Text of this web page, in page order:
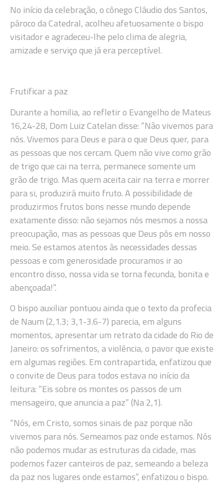
No início da celebração, o cônego Cláudio dos Santos,
pároco da Catedral, acolheu afetuosamente o bispo
visitador e agradeceu-lhe pelo clima de alegria,
amizade e serviço que já era perceptível.
Frutificar a paz
Durante a homilia, ao refletir o Evangelho de Mateus
16,24-28, Dom Luiz Catelan disse: “Não vivemos para
nós. Vivemos para Deus e para o que Deus quer, para
as pessoas que nos cercam. Quem não vive como grão
de trigo que cai na terra, permanece somente um
grão de trigo. Mas quem aceita cair na terra e morrer
para si, produzirá muito fruto. A possibilidade de
produzirmos frutos bons nesse mundo depende
exatamente disso: não sejamos nós mesmos a nossa
preocupação, mas as pessoas que Deus pôs em nosso
meio. Se estamos atentos às necessidades dessas
pessoas e com generosidade procuramos ir ao
encontro disso, nossa vida se torna fecunda, bonita e
abençoada!”.
O bispo auxiliar pontuou ainda que o texto da profecia
de Naum (2,1.3; 3,1-3.6-7) parecia, em alguns
momentos, apresentar um retrato da cidade do Rio de
Janeiro: os sofrimentos, a violência, o pavor que existe
em algumas regiões. Em contrapartida, enfatizou que
o convite de Deus para todos estava no início da
leitura: “Eis sobre os montes os passos de um
mensageiro, que anuncia a paz” (Na 2,1).
“Nós, em Cristo, somos sinais de paz porque não
vivemos para nós. Semeamos paz onde estamos. Nós
não podemos mudar as estruturas da cidade, mas
podemos fazer canteiros de paz, semeando a beleza
da paz nos lugares onde estamos”, enfatizou o bispo.